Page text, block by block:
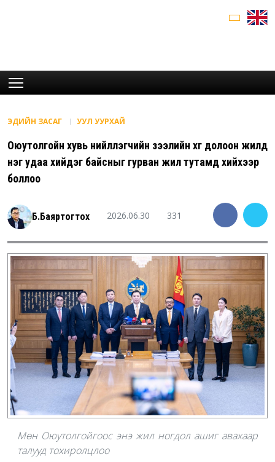
ЭДИЙН ЗАСАГ УУЛ УУРХАЙ
Оюутолгойн хувь нийлүүлэгчийн зээлийн хүүг долоон жилд
нэг удаа хийдэг байсныг гурван жил тутамд хийхээр
боллоо
Б.Баяртогтох 2026.06.30 331
Мөн Оюутолгойгоос энэ жил ногдол ашиг авахаар
талууд тохиролцлоо